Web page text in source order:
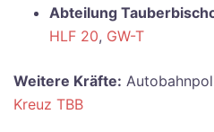
Abteilung
HLF 20, GW-T
Weitere Kräfte:
Kreuz TBB